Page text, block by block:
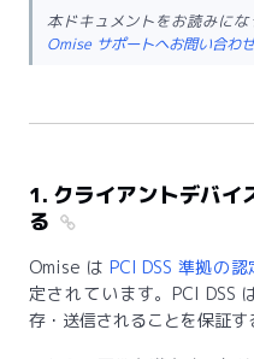
本ドキュメントをお読みにな
Omise サポートへお問い合わせ
1. クライアントデバイ
る
Omise は PCI DSS 準拠の
定されています。PCI DSS
存・送信されることを保証す